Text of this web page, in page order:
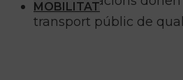
transport públic de
MOBILITAT